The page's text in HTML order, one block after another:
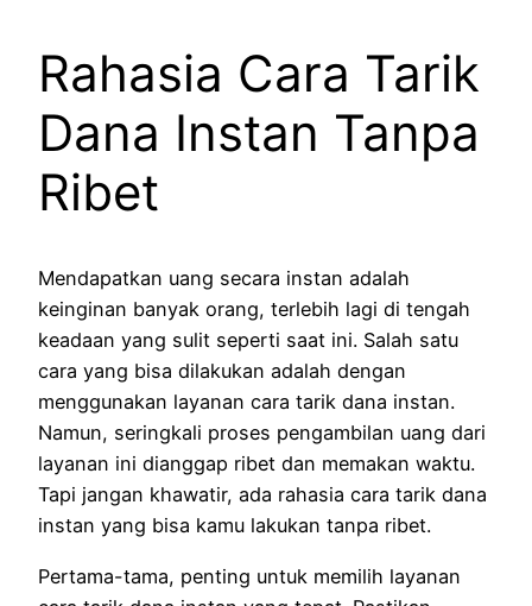
Rahasia Cara Tarik
Dana Instan Tanpa
Ribet
Mendapatkan uang secara instan adalah
keinginan banyak orang, terlebih lagi di tengah
keadaan yang sulit seperti saat ini. Salah satu
cara yang bisa dilakukan adalah dengan
menggunakan layanan cara tarik dana instan.
Namun, seringkali proses pengambilan uang dari
layanan ini dianggap ribet dan memakan waktu.
Tapi jangan khawatir, ada rahasia cara tarik dana
instan yang bisa kamu lakukan tanpa ribet.
Pertama-tama, penting untuk memilih layanan